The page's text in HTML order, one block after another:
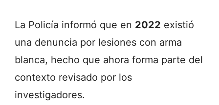
La Policía informó que en 2022 existió
una denuncia por lesiones con arma
blanca, hecho que ahora forma parte del
contexto revisado por los
investigadores.